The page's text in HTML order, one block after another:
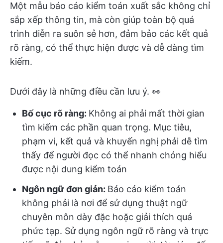
Một mẫu báo cáo kiểm toán xuất sắc không chỉ
sắp xếp thông tin, mà còn giúp toàn bộ quá
trình diễn ra suôn sẻ hơn, đảm bảo các kết quả
rõ ràng, có thể thực hiện được và dễ dàng tìm
kiếm.
Dưới đây là những điều cần lưu ý. 👀
Bố cục rõ ràng: Không ai phải mất thời gian
tìm kiếm các phần quan trọng. Mục tiêu,
phạm vi, kết quả và khuyến nghị phải dễ tìm
thấy để người đọc có thể nhanh chóng hiểu
được nội dung kiểm toán
Ngôn ngữ đơn giản: Báo cáo kiểm toán
không phải là nơi để sử dụng thuật ngữ
chuyên môn dày đặc hoặc giải thích quá
phức tạp. Sử dụng ngôn ngữ rõ ràng và trực